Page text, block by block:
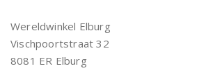
Wereldwinkel Elburg
Vischpoortstraat 32
8081 ER Elburg